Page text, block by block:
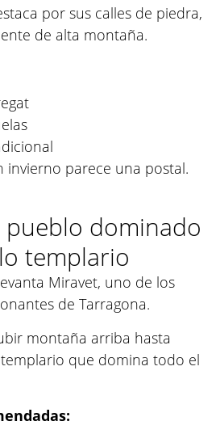
por sus calles de piedra,
de alta montaña.
invierno parece una postal.
pueblo dominado
templario
Miravet, uno de los
de Tarragona.
montaña arriba hasta
que domina todo el